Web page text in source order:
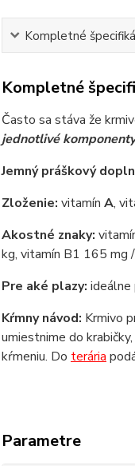
Kompletné
Kompletné
Často sa stáva že
jednotlivé
Jemný práškový
Zloženie: vitamín A,
Akostné znaky:
kg, vitamín B1 165 mg
Pre aké plazy: ideálne
Kŕmny návod: Krmivo
umiestnime do
kŕmeniu. Do terária
Parametre